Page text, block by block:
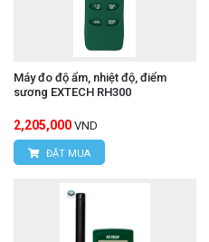
Máy đo độ ẩm, nhiệt độ, điểm
sương EXTECH RH300
2,205,000 VND
ĐẶT MUA